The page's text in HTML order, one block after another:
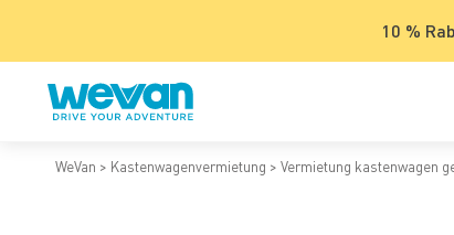
10 %
WeVan Kastenwagenvermietung Vermietung kastenwagen